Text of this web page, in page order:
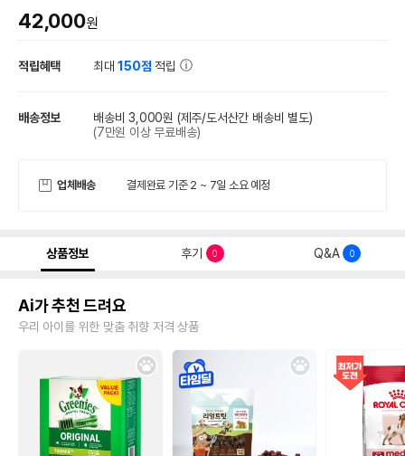
42,000원
적립혜택 최대150점 적립
배송정보 배송비 3,000원 (제주/도서산간 배송비 별도)
(7만원 이상 무료배송)
업체배송 결제완료 기준 2 ~ 7일 소요 예정
상품정보 후기 0 Q&A 0
Ai가 추천 드려요
우리 아이를 위한 맞춤 취향 저격 상품